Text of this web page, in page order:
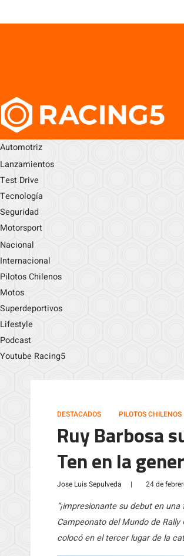
Automotriz
Lanzamientos
Test Drive
Tecnología
Seguridad
Motorsport
Nacional
Internacional
Pilotos Chilenos
Motos
Superdeportivos
Lifestyle
Podcast
Youtube Racing5
DESTACADOS PILOTOS CHILENOS
Ruy Barbosa
Ten en la
Jose Luis Sepulveda | 24 de
“¡impresionante su debut en
Campeonato del Mundo de
colocó en el tercer lugar de la